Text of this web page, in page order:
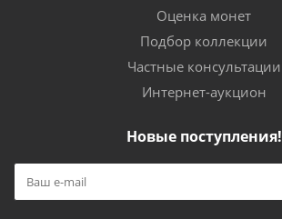
Оценка монет
Подбор коллекции
Частные консультации
Интернет-аукцион
Новые поступления!